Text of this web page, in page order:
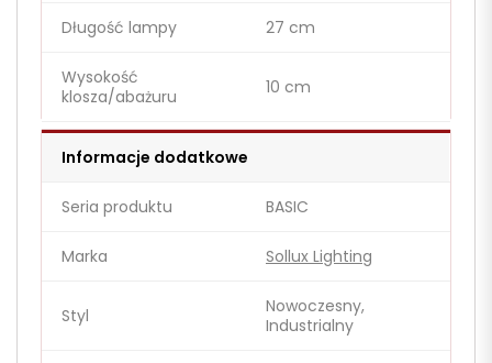
Długość lampy 27 cm
Wysokość
klosza/abażuru
10 cm
Informacje dodatkowe
Seria produktu BASIC
Marka Sollux Lighting
Styl
Nowoczesny,
Industrialny